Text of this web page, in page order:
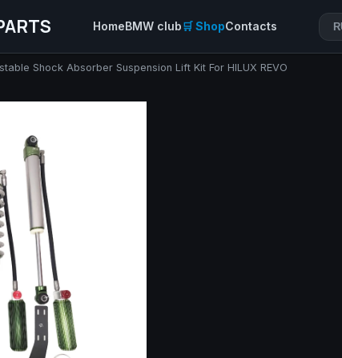
HomeBMW club🛒 ShopContacts
Shock Absorber Suspension Lift Kit For HILUX REVO